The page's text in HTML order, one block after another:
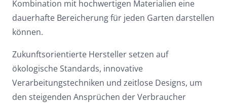
Kombination mit hochwertigen Materialien eine
dauerhafte Bereicherung für jeden Garten darstellen
können.
Zukunftsorientierte Hersteller setzen auf
ökologische Standards, innovative
Verarbeitungstechniken und zeitlose Designs, um
den steigenden Ansprüchen der Verbraucher